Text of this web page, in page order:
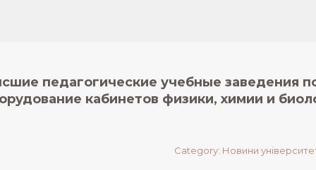
педагогические учебные заведения
кабинетов физики, химии и
Category: Новини